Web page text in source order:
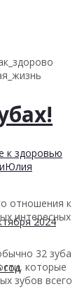
2024
год
к здоровью
Юлия
отношения к
интересных
32 зуба
которые
зубов всего